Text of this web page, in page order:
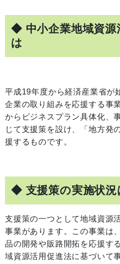
◆ 中小企業地域資源
は
平成19年度から経済産業省が
企業の取り組みを応援する事
からビジネスプラン具体化、
じて支援策を設け、「地方発
援するものです。
◆ 支援策の実施状況
支援策の一つとして地域資源
事業があります。この事業は
品の開発や販路開拓を応援す
域資源活用促進法に基づいて